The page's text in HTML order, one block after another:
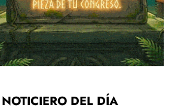
NOTICIERO DEL DÍA